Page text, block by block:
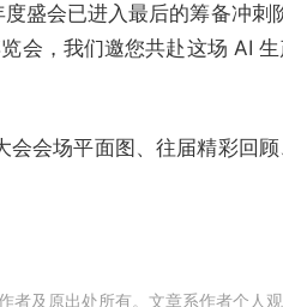
盛会已进入最后的筹备冲刺
会，我们邀您共赴这场 AI
会会场平面图、往届精彩回
者及原出处所有。文章系作者个人